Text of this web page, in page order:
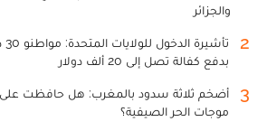
والجزائر
2
بدفع كفالة تصل إلى 20 ألف دولار
3
أضخم ثلاثة سدود بالمغرب: هل حافظت
موجات الحر الصيفية؟